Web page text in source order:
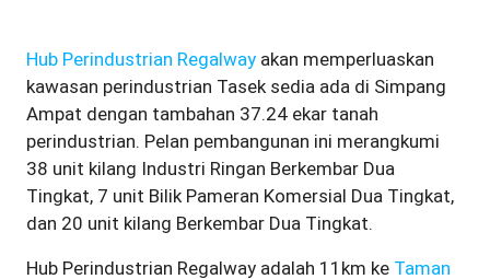
Hub Perindustrian Regalway akan memperluaskan
kawasan perindustrian Tasek sedia ada di Simpang
Ampat dengan tambahan 37.24 ekar tanah
perindustrian. Pelan pembangunan ini merangkumi
38 unit kilang Industri Ringan Berkembar Dua
Tingkat, 7 unit Bilik Pameran Komersial Dua Tingkat,
dan 20 unit kilang Berkembar Dua Tingkat.
Hub Perindustrian Regalway adalah 11km ke Taman